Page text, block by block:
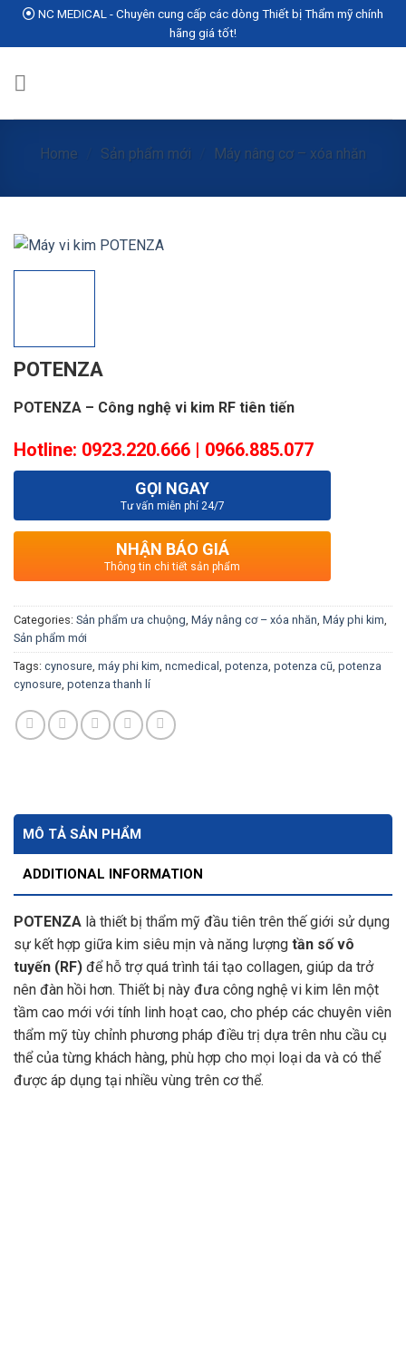
Skip
NC MEDICAL - Chuyên cung cấp các dòng Thiết bị Thẩm mỹ chính
hãng giá tốt!
Home Sản phẩm mới Máy nâng cơ – xóa nhăn
POTENZA
POTENZA – Công nghệ vi kim RF tiên tiến
Hotline: 0923.220.666 | 0966.885.077
GỌI NGAY
Tư vấn miễn phí 24/7
NHẬN BÁO GIÁ
Thông tin chi tiết sản phẩm
Categories: Sản phẩm ưa chuộng Máy nâng cơ – xóa nhăn Máy phi kim
Sản phẩm mới
Tags: cynosure máy phi kim ncmedical potenza potenza cũ potenza
cynosure potenza thanh lí
MÔ TẢ SẢN PHẨM
ADDITIONAL INFORMATION
POTENZA là thiết bị thẩm mỹ đầu tiên trên thế giới sử dụng
sự kết hợp giữa kim siêu mịn và năng lượng tần số vô
tuyến (RF) để hỗ trợ quá trình tái tạo collagen, giúp da trở
nên đàn hồi hơn. Thiết bị này đưa công nghệ vi kim lên một
tầm cao mới với tính linh hoạt cao, cho phép các chuyên viên
thẩm mỹ tùy chỉnh phương pháp điều trị dựa trên nhu cầu cụ
thể của từng khách hàng, phù hợp cho mọi loại da và có thể
được áp dụng tại nhiều vùng trên cơ thể.